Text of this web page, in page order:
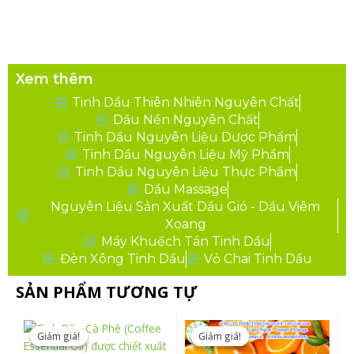
Xem thêm
Tinh Dầu Thiên Nhiên Nguyên Chất
Dầu Nền Nguyên Chất
Tinh Dầu Nguyên Liệu Dược Phẩm
Tinh Dầu Nguyên Liệu Mỹ Phẩm
Tinh Dầu Nguyên Liệu Thực Phẩm
Dầu Massage
Nguyên Liệu Sản Xuất Dầu Gió - Dầu Viêm
Xoang
Máy Khuếch Tán Tinh Dầu
Đèn Xông Tinh Dầu
Vỏ Chai Tinh Dầu
SẢN PHẨM TƯƠNG TỰ
Giảm giá!
Giảm giá!
Sản
phẩm
Giảm giá!
Giảm giá!
Sản
phẩm